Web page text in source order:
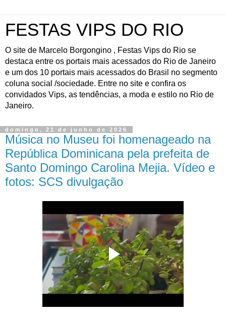
FESTAS VIPS DO RIO
O site de Marcelo Borgongino , Festas Vips do Rio se
destaca entre os portais mais acessados do Rio de Janeiro
e um dos 10 portais mais acessados do Brasil no segmento
coluna social /sociedade. Entre no site e confira os
convidados Vips, as tendências, a moda e estilo no Rio de
Janeiro.
domingo, 21 de junho de 2026
Música no Museu foi homenageado na
República Dominicana pela prefeita de
Santo Domingo Carolina Mejia. Vídeo e
fotos: SCS divulgação